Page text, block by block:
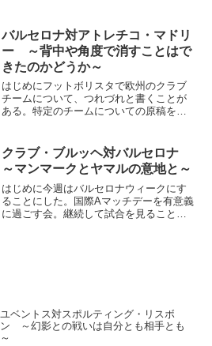
保持を基本としている。誰もボール非保
持には興味がない、は言い...
バルセロナ対アトレチコ・マドリ
ー ～背中や角度で消すことはで
きたのかどうか～
はじめにフットボリスタで欧州のクラブ
チームについて、つれづれと書くことが
ある。特定のチームについての原稿を書
で、盲目になってしまうことが難点だ。
そして最大の難点は原稿を...
クラブ・ブルッヘ対バルセロナ
～マンマークとヤマルの意地と～
はじめに今週はバルセロナウィークにす
ることにした。国際Aマッチデーを有意義
に過ごす会。継続して試合を見ることで
ユベントス対スポルティング・リスボ
ン ～幻影との戦いは自分とも相手とも
～